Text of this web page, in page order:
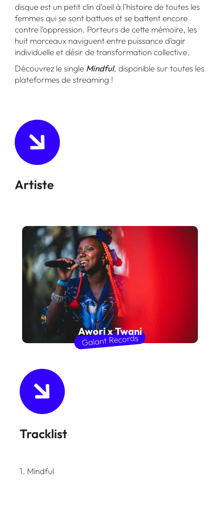
disque est un petit clin d’oeil à l’histoire de toutes les
femmes qui se sont battues et se battent encore
contre l’oppression. Porteurs de cette mémoire, les
huit morceaux naviguent entre puissance d’agir
individuelle et désir de transformation collective.
Découvrez le single Mindful, disponible sur toutes les
plateformes de streaming !
Artiste
Awori x Twani
Galant Records
Tracklist
1. Mindful